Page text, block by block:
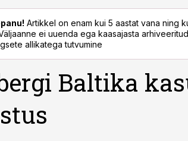
Artikkel on enam kui 5 aastat vana ning
ei uuenda ega kaasajasta
allikatega tutvumine
Baltika